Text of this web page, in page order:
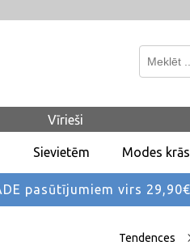
Vīrieši
Sievietēm Modes
pasūtījumiem virs
Tendences